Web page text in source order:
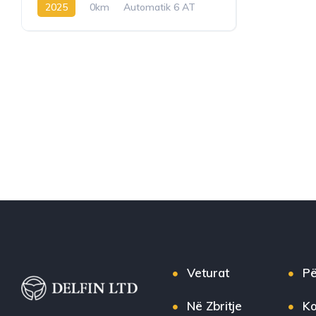
2025 0km
Automatik 6 AT
Veturat
Në Zbritje